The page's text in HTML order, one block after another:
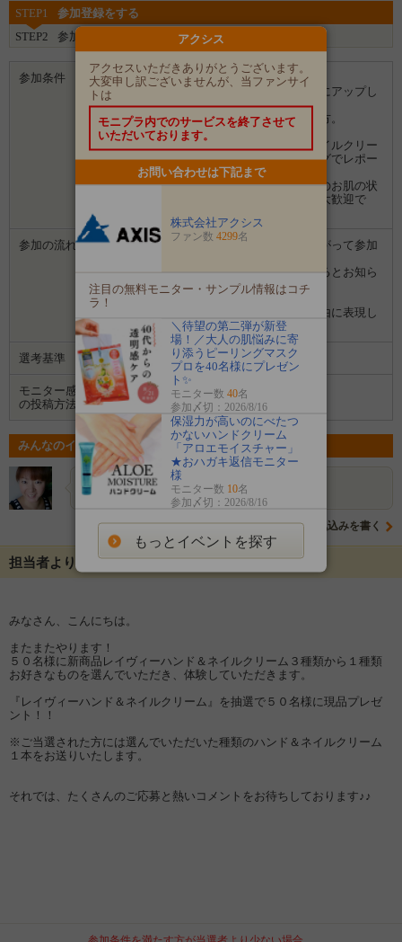
STEP1
参加登録をする
STEP2
参加完了
参加条件
・ブログをお持ちの方。
・商品を使った感想を写真入りでブログにアップし
ていただける方。
・当選後アンケートにお答えいただける方。
当選されたら、『レイヴィーハンド＆ネイルクリー
ム』を使用した感想を画像も含めてブログでレポー
トしてください。
商品デザイン、香り、使用感や、使用後のお肌の状
態や経過を具体的に発信してくださる方大歓迎で
参加の流れ
１．「参加する」ボタンから画面にしたがって参加
２．募集期間の終了後、企業から選ばれるとお知ら
せがあります。
３．企業から商品などが届きます。
４．試していただいた感想や口コミを自由に表現し
て投稿してください。
選考基準 ブログを拝見し選考させていただきます。
モニター感想
の投稿方法
ブログ
みんなのイベントの意気込み
17F めっちゃﾟ.+:｡(*≧∇≦*)ﾟ.+:｡気になる～!!!!!
意気込みを書く
担当者よりメッセージ
みなさん、こんにちは。
またまたやります！
５０名様に新商品レイヴィーハンド＆ネイルクリーム３種類から１種類
お好きなものを選んでいただき、体験していただきます。
『レイヴィーハンド＆ネイルクリーム』を抽選で５０名様に現品プレゼ
ント！！
※ご当選された方には選んでいただいた種類のハンド＆ネイルクリーム
１本をお送りいたします。
それでは、たくさんのご応募と熱いコメントをお待ちしております♪♪
アクシス
アクセスいただきありがとうございます。
大変申し訳ございませんが、当ファンサイ
トは
モニプラ内でのサービスを終了させて
いただいております。
お問い合わせは下記まで
株式会社アクシス
ファン数 4299名
注目の無料モニター・サンプル情報はコチ
ラ！
＼待望の第二弾が新登
場！／大人の肌悩みに寄
り添うピーリングマスク
プロを40名様にプレゼン
ト✨
モニター数 40名
参加〆切：2026/8/16
保湿力が高いのにべたつ
かないハンドクリーム
「アロエモイスチャー」
★おハガキ返信モニター
様
モニター数 10名
参加〆切：2026/8/16
もっとイベントを探す